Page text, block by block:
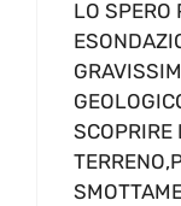
LO SPERO